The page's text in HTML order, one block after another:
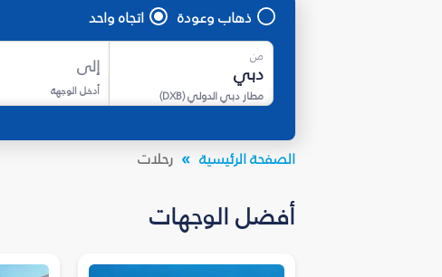
ذهاب وعودة اتجاه واحد
من
مطار دبي الدولي(
DXB
)
إلى
أدخل الوجهة
الصفحة الرئيسية رحلات
أفضل الوجهات